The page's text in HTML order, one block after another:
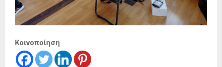
Κοινοποίηση